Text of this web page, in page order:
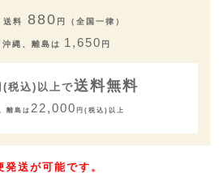
送料 880 円（全国一律）
縄、離島は 1,650 円
(税込)以上で送料無料
離島は 22,000 円(税込)以上
送が可能です。